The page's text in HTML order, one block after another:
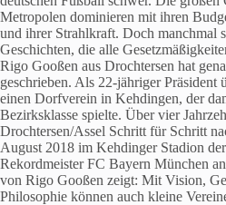
Metropolen dominieren mit ihren
und ihrer Strahlkraft. Doch manchmal
Geschichten, die alle
Rigo Gooßen aus Drochtersen hat
geschrieben. Als 22-jähriger Präsident
einen Dorfverein in Kehdingen, der
Bezirksklasse spielte. Über vier
Drochtersen/Assel Schritt für Schritt
August 2018 im Kehdinger Stadion
Rekordmeister FC Bayern München
von Rigo Gooßen zeigt: Mit Vision,
Philosophie können auch kleine